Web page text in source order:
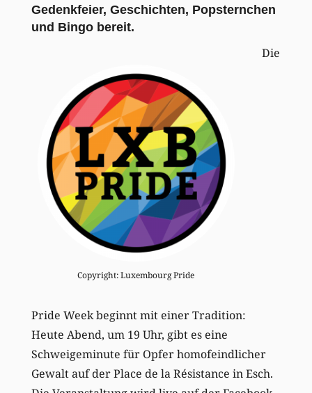
Gedenkfeier, Geschichten, Popsternchen
und Bingo bereit.
Copyright: Luxembourg Pride
Die
Pride Week beginnt mit einer Tradition:
Heute Abend, um 19 Uhr, gibt es eine
Schweigeminute für Opfer homofeindlicher
Gewalt auf der Place de la Résistance in Esch.